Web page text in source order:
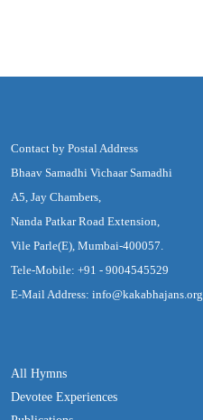
Contact by Postal Address
Bhaav Samadhi Vichaar Samadhi
A5, Jay Chambers,
Nanda Patkar Road Extension,
Vile Parle(E), Mumbai-400057.
Tele-Mobile: +91 - 9004545529
E-Mail Address: info@kakabhajans.org
All Hymns
Devotee Experiences